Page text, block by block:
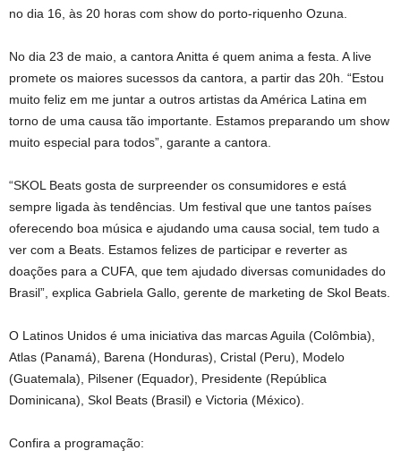
no dia 16, às 20 horas com show do porto-riquenho Ozuna.
No dia 23 de maio, a cantora Anitta é quem anima a festa. A live
promete os maiores sucessos da cantora, a partir das 20h. “Estou
muito feliz em me juntar a outros artistas da América Latina em
torno de uma causa tão importante. Estamos preparando um show
muito especial para todos”, garante a cantora.
“SKOL Beats gosta de surpreender os consumidores e está
sempre ligada às tendências. Um festival que une tantos países
oferecendo boa música e ajudando uma causa social, tem tudo a
ver com a Beats. Estamos felizes de participar e reverter as
doações para a CUFA, que tem ajudado diversas comunidades do
Brasil”, explica Gabriela Gallo, gerente de marketing de Skol Beats.
O Latinos Unidos é uma iniciativa das marcas Aguila (Colômbia),
Atlas (Panamá), Barena (Honduras), Cristal (Peru), Modelo
(Guatemala), Pilsener (Equador), Presidente (República
Dominicana), Skol Beats (Brasil) e Victoria (México).
Confira a programação: